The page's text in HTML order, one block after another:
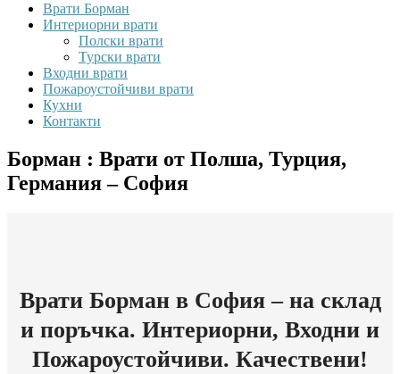
Врати Борман
Интериорни врати
Полски врати
Турски врати
Входни врати
Пожароустойчиви врати
Кухни
Контакти
Борман : Врати от Полша, Турция,
Германия – София
Врати Борман в София – на склад
и поръчка. Интериорни, Входни и
Пожароустойчиви. Качествени!